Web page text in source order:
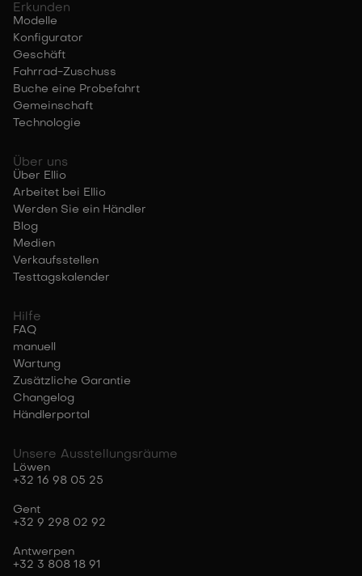
Erkunden
Modelle
Konfigurator
Geschäft
Fahrrad-Zuschuss
Buche eine Probefahrt
Gemeinschaft
Technologie
Über uns
Über Ellio
Arbeitet bei Ellio
Werden Sie ein Händler
Blog
Medien
Verkaufsstellen
Testtagskalender
Hilfe
FAQ
manuell
Wartung
Zusätzliche Garantie
Changelog
Händlerportal
Unsere Ausstellungsräume
Löwen
+32 16 98 05 25
Gent
+32 9 298 02 92
Antwerpen
+32 3 808 18 91